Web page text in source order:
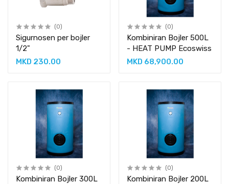
(0)
Sigurnosen per bojler
1/2"
MKD 230.00
(0)
Kombiniran Bojler 500L
- HEAT PUMP Ecoswiss
MKD 68,900.00
(0)
Kombiniran Bojler 300L
(0)
Kombiniran Bojler 200L